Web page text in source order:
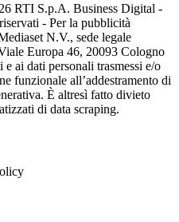
RTI S.p.A. Business Digital -
- Per la pubblicità
N.V., sede legale
Europa 46, 20093 Cologno
ai dati personali trasmessi e/o
funzionale all’addestramento di
È altresì fatto divieto
di data scraping.